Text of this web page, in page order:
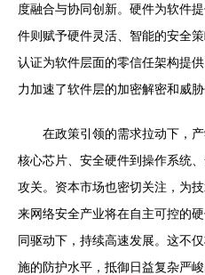
度融合与协同创新。硬件为软件
件则赋予硬件灵活、智能的安全
认证为软件层面的零信任架构提
力加速了软件层的加密解密和威胁
在政策引领的需求拉动下，
核心芯片、安全硬件到操作系统
攻关。资本市场也密切关注，为
来网络安全产业将在自主可控的
同驱动下，持续高速发展。这不
施的防护水平，抵御日益复杂严